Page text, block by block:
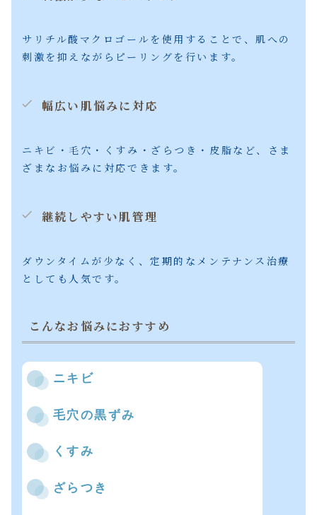
サリチル酸マクロゴールを使用することで、肌への
刺激を抑えながらピーリングを行います。
幅広い肌悩みに対応
ニキビ・毛穴・くすみ・ざらつき・皮脂など、さま
ざまなお悩みに対応できます。
継続しやすい肌管理
ダウンタイムが少なく、定期的なメンテナンス治療
としても人気です。
こんなお悩みにおすすめ
ニキビ
毛穴の黒ずみ
くすみ
ざらつき